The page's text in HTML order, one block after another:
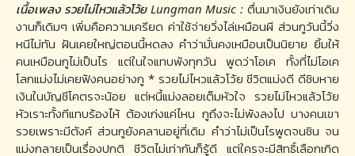
เนื้อเพลง รวยไม่ไหวแล้วโว้ย Lungman Music : ตื่นมาเงินยังเท่าเดิม
งานก็เดิมๆ เพิ่มคือความเครียด ค่าใช้จ่ายวิ่งไล่เหมือนผี ส่วนกูวันนี้วิ่ง
หนีไม่ทัน ฝันเคยใหญ่ตอนนี้หดลง คำว่ามั่นคงเหมือนเป็นนิยาย ยิ้มให้
คนเหมือนกูไม่เป็นไร แต่ในใจแทบพังทุกวัน พูดว่าโอเค ทั้งที่ไม่โอเค
โลกแม่งไม่เคยฟังคนอย่างกู * รวยไม่ไหวแล้วโว้ย ชีวิตแม่งดี ดีชิบหาย
เงินในบัญชีโคตรจะน้อย แต่หนี้แม่งลอยเต็มหัวใจ รวยไม่ไหวแล้วโว้ย
หัวเราะทั้งทีแทบร้องไห้ ต้องเก่งแค่ไหน กูถึงจะไม่พังลงไป บางคนเขา
รวยเพราะมีตังค์ ส่วนกูยังคลานอยู่ที่เดิม คำว่าไม่เป็นไรพูดจนชิน จน
แม่งกลายเป็นเรื่องปกติ ชีวิตไม่เท่ากันก็รู้ดี แต่ใครจะมีสิทธิ์เลือกเกิด